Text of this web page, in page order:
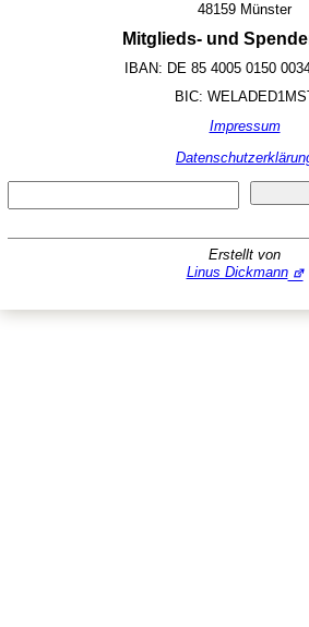
48159 Münster
Mitglieds- und
IBAN: DE 85 4005 0150
BIC:
Impressum
Erstellt von
Linus Dickmann